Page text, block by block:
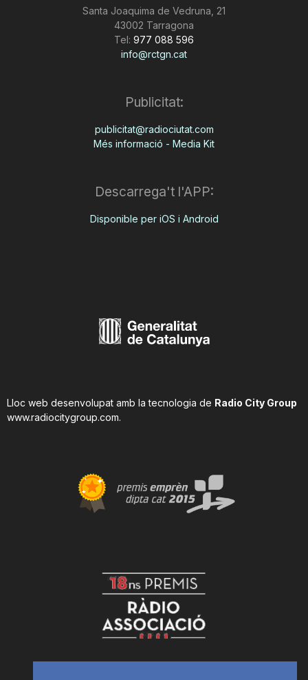
Santa Joaquima de Vedruna, 21
43002 Tarragona
Tel: 977 088 596
info@rctgn.cat
Publicitat:
publicitat@radiociutat.com
Més informació - Media Kit
Descarrega't l'APP:
Disponible per iOS i Android
Lloc web desenvolupat amb la tecnologia de Radio City Group
www.radiocitygroup.com.